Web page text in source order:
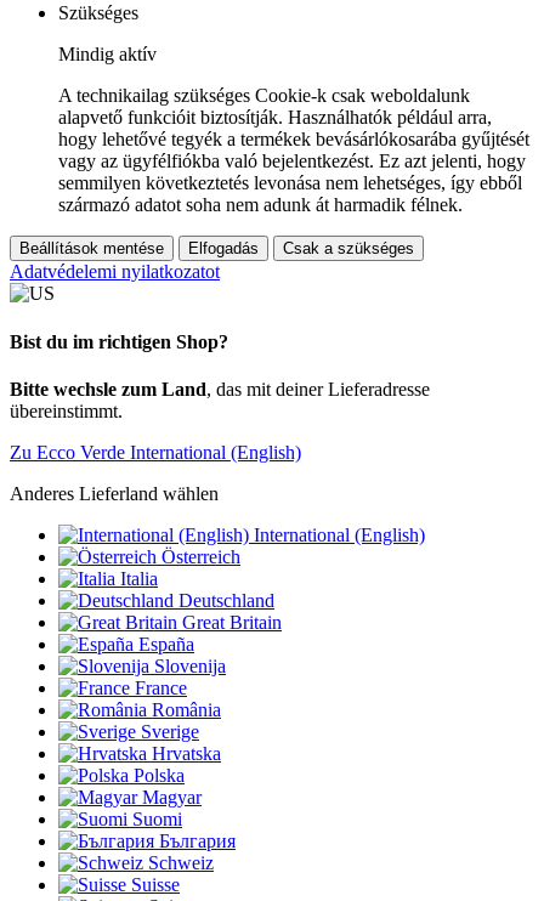
Szükséges
Mindig aktív
A technikailag szükséges Cookie-k csak weboldalunk
alapvető funkcióit biztosítják. Használhatók például arra,
hogy lehetővé tegyék a termékek bevásárlókosarába gyűjtését
vagy az ügyfélfiókba való bejelentkezést. Ez azt jelenti, hogy
semmilyen következtetés levonása nem lehetséges, így ebből
származó adatot soha nem adunk át harmadik félnek.
Beállítások mentése Elfogadás Csak a szükséges
Adatvédelemi nyilatkozatot
Bist du im richtigen Shop?
Bitte wechsle zum Land, das mit deiner Lieferadresse
übereinstimmt.
Zu Ecco Verde International (English)
Anderes Lieferland wählen
International (English)
Österreich
Italia
Deutschland
Great Britain
España
Slovenija
France
România
Sverige
Hrvatska
Polska
Magyar
Suomi
България
Schweiz
Suisse